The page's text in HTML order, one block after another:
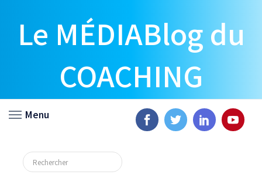
Le MÉDIABlog du
COACHING
Menu